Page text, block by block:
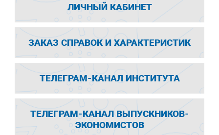
ЛИЧНЫЙ КАБИНЕТ
ЗАКАЗ СПРАВОК И ХАРАКТЕРИСТИК
ТЕЛЕГРАМ-КАНАЛ ИНСТИТУТА
ТЕЛЕГРАМ-КАНАЛ ВЫПУСКНИКОВ-
ЭКОНОМИСТОВ